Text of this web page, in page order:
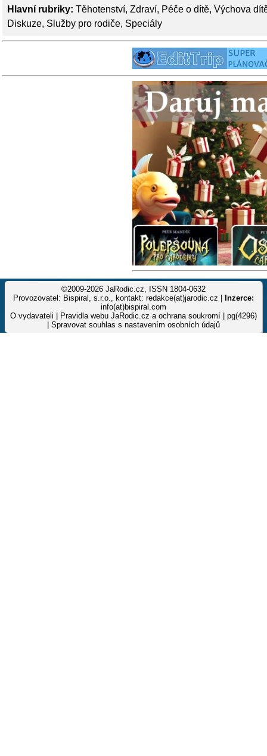
Hlavní rubriky: Těhotenství, Zdraví, Péče o dítě, Výchova
Diskuze, Služby pro rodiče, Speciály
©2009-2026 JaRodic.cz, ISSN 1804-0632
Provozovatel: Bispiral, s.r.o., kontakt: redakce(at)jarodic.cz |
Inzerce:
info(at)bispiral.com
O vydavateli
Pravidla webu JaRodic.cz a ochrana soukromí | pg(4296)
Spravovat souhlas s nastavením osobních údajů